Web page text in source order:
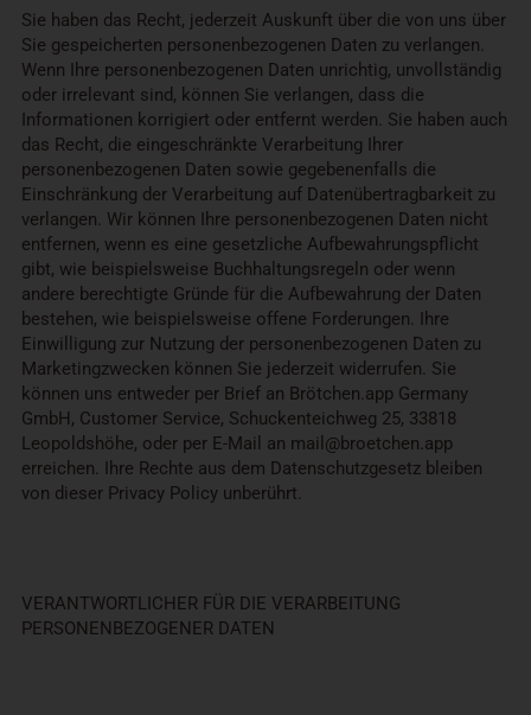
Sie haben das Recht, jederzeit Auskunft über die von uns über
Sie gespeicherten personenbezogenen Daten zu verlangen.
Wenn Ihre personenbezogenen Daten unrichtig, unvollständig
oder irrelevant sind, können Sie verlangen, dass die
Informationen korrigiert oder entfernt werden. Sie haben auch
das Recht, die eingeschränkte Verarbeitung Ihrer
personenbezogenen Daten sowie gegebenenfalls die
Einschränkung der Verarbeitung auf Datenübertragbarkeit zu
verlangen. Wir können Ihre personenbezogenen Daten nicht
entfernen, wenn es eine gesetzliche Aufbewahrungspflicht
gibt, wie beispielsweise Buchhaltungsregeln oder wenn
andere berechtigte Gründe für die Aufbewahrung der Daten
bestehen, wie beispielsweise offene Forderungen. Ihre
Einwilligung zur Nutzung der personenbezogenen Daten zu
Marketingzwecken können Sie jederzeit widerrufen. Sie
können uns entweder per Brief an Brötchen.app Germany
GmbH, Customer Service, Schuckenteichweg 25, 33818
Leopoldshöhe, oder per E-Mail an mail@broetchen.app
erreichen. Ihre Rechte aus dem Datenschutzgesetz bleiben
von dieser Privacy Policy unberührt.
VERANTWORTLICHER FÜR DIE VERARBEITUNG
PERSONENBEZOGENER DATEN